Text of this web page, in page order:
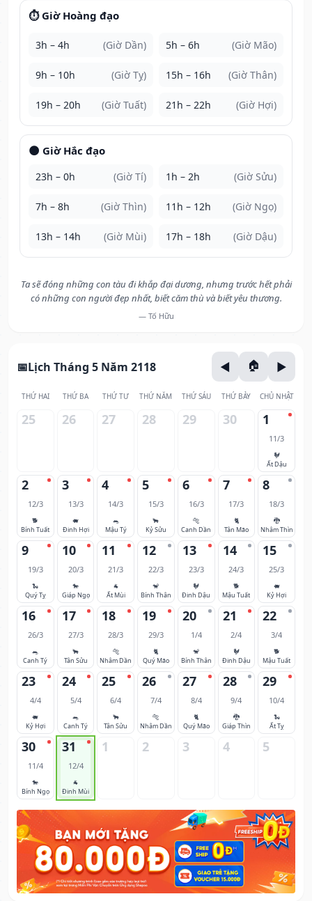
⏱️ Giờ Hoàng đạo
3h – 4h (Giờ Dần) 5h – 6h (Giờ Mão)
9h – 10h (Giờ Tỵ) 15h – 16h (Giờ Thân)
19h – 20h (Giờ Tuất) 21h – 22h (Giờ Hợi)
🌑 Giờ Hắc đạo
23h – 0h (Giờ Tí) 1h – 2h (Giờ Sửu)
7h – 8h (Giờ Thìn) 11h – 12h (Giờ Ngọ)
13h – 14h (Giờ Mùi) 17h – 18h (Giờ Dậu)
Ta sẽ đóng những con tàu đi khắp đại dương, nhưng trước hết phải
có những con người đẹp nhất, biết căm thù và biết yêu thương.
— Tố Hữu
Lịch Tháng 5 Năm 2118
THỨ HAI THỨ BA THỨ TƯ THỨ NĂM THỨ SÁU THỨ BẢY CHỦ NHẬT
25 26 27 28 29 30 1
11/3
🐓
Ất Dậu
2
12/3
🐕
Bính Tuất
3
13/3
🐖
Đinh Hợi
4
14/3
🐀
Mậu Tý
5
15/3
🐂
Kỷ Sửu
6
16/3
🐅
Canh Dần
7
17/3
🐈
Tân Mão
8
18/3
🐉
Nhâm Thìn
9
19/3
🐍
Quý Tỵ
10
20/3
🐎
Giáp Ngọ
11
21/3
🐐
Ất Mùi
12
22/3
🐒
Bính Thân
13
23/3
🐓
Đinh Dậu
14
24/3
🐕
Mậu Tuất
15
25/3
🐖
Kỷ Hợi
16
26/3
🐀
Canh Tý
17
27/3
🐂
Tân Sửu
18
28/3
🐅
Nhâm Dần
19
29/3
🐈
Quý Mão
20
1/4
🐒
Bính Thân
21
2/4
🐓
Đinh Dậu
22
3/4
🐕
Mậu Tuất
23
4/4
🐖
Kỷ Hợi
24
5/4
🐀
Canh Tý
25
6/4
🐂
Tân Sửu
26
7/4
🐅
Nhâm Dần
27
8/4
🐈
Quý Mão
28
9/4
🐉
Giáp Thìn
29
10/4
🐍
Ất Tỵ
30
11/4
🐎
Bính Ngọ
31
12/4
🐐
Đinh Mùi
1 2 3 4 5